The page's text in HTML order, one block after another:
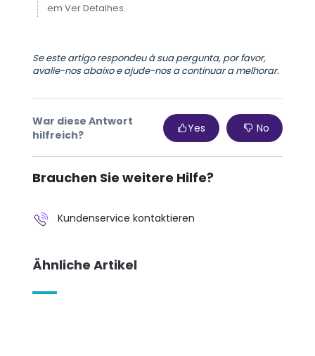
em Ver Detalhes.
Se este artigo respondeu à sua pergunta, por favor,
avalie-nos abaixo e ajude-nos a continuar a melhorar.
War diese Antwort
hilfreich?
Yes No
Brauchen Sie weitere Hilfe?
Kundenservice kontaktieren
Ähnliche Artikel